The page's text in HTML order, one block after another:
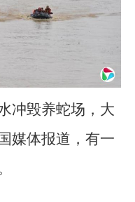
冲毁养蛇场，大
媒体报道，有一